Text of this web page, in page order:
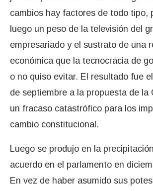
cambios hay factores de todo tipo,
luego un peso de la televisión del
empresariado y el sustrato de una
económica que la tecnocracia de
o no quiso evitar. El resultado fue
de septiembre a la propuesta de la
un fracaso catastrófico para los
cambio constitucional.
Luego se produjo en la
acuerdo en el parlamento en
En vez de haber asumido sus